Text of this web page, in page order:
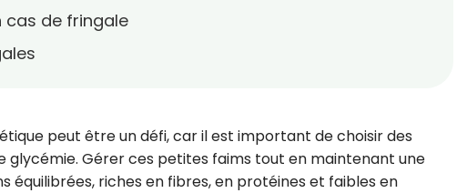
cas de fringale
peut être un défi, car il est important de choisir des
glycémie. Gérer ces petites faims tout en maintenant une
équilibrées, riches en fibres, en protéines et faibles en